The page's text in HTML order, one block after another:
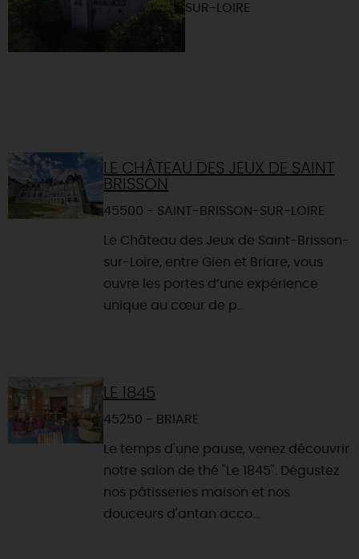
SUR-LOIRE
LE CHÂTEAU DES JEUX DE SAINT
BRISSON
45500 - SAINT-BRISSON-SUR-LOIRE
Le Château des Jeux de Saint-Brisson-
sur-Loire, entre Gien et Briare, vous
ouvre les portes d’une expérience
unique au cœur de p...
LE 1845
45250 - BRIARE
Le temps d'une pause, venez découvrir
notre salon de thé "Le 1845". Dégustez
nos pâtisseries maison et nos
douceurs d'antan acco...